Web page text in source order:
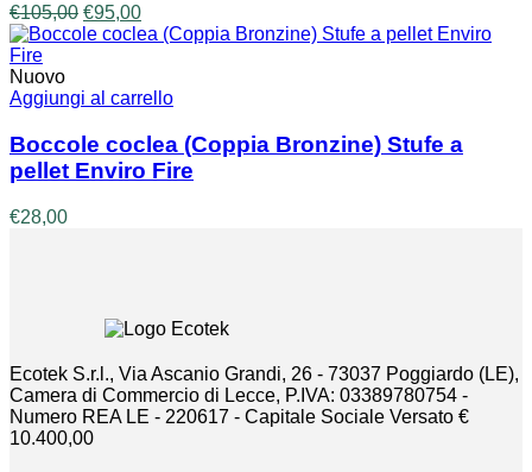
€105,00 Il
prezzo
€105,00.
€95,00Il
prezzo
€95,00.
Nuovo
Aggiungi al carrello
Boccole coclea (Coppia Bronzine) Stufe a
pellet Enviro Fire
€28,00
Ecotek S.r.l., Via Ascanio Grandi, 26 - 73037 Poggiardo (LE),
Camera di Commercio di Lecce, P.IVA: 03389780754 -
Numero REA LE - 220617 - Capitale Sociale Versato €
10.400,00